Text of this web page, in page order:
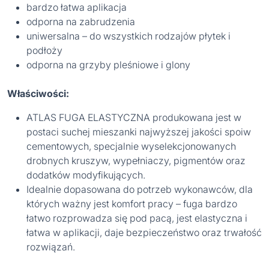
bardzo łatwa aplikacja
odporna na zabrudzenia
uniwersalna – do wszystkich rodzajów płytek i
podłoży
odporna na grzyby pleśniowe i glony
Właściwości:
ATLAS FUGA ELASTYCZNA produkowana jest w
postaci suchej mieszanki najwyższej jakości spoiw
cementowych, specjalnie wyselekcjonowanych
drobnych kruszyw, wypełniaczy, pigmentów oraz
dodatków modyfikujących.
Idealnie dopasowana do potrzeb wykonawców, dla
których ważny jest komfort pracy – fuga bardzo
łatwo rozprowadza się pod pacą, jest elastyczna i
łatwa w aplikacji, daje bezpieczeństwo oraz trwałość
rozwiązań.